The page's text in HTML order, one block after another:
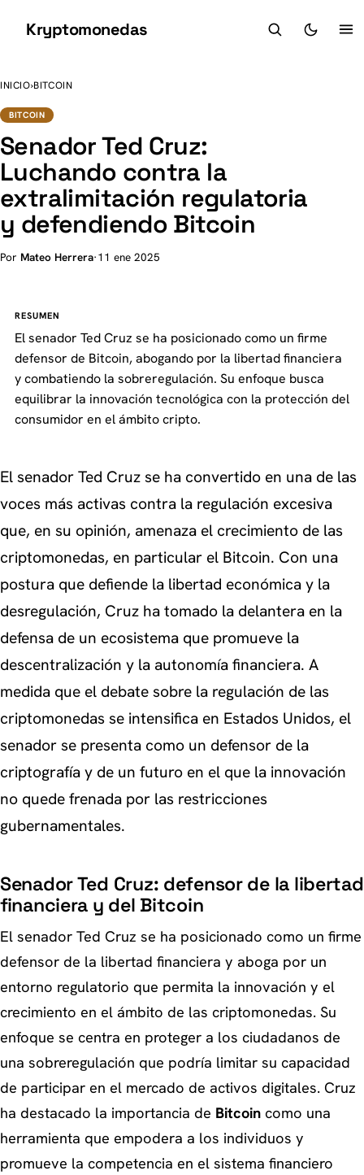
Kryptomonedas
INICIO›BITCOIN
BITCOIN
Senador Ted Cruz:
Luchando contra la
extralimitación regulatoria
y defendiendo Bitcoin
Por Mateo Herrera·11 ene 2025
RESUMEN
El senador Ted Cruz se ha posicionado como un firme
defensor de Bitcoin, abogando por la libertad financiera
y combatiendo la sobreregulación. Su enfoque busca
equilibrar la innovación tecnológica con la protección del
consumidor en el ámbito cripto.
El senador Ted Cruz se ha convertido en una de las
voces más activas contra la regulación excesiva
que, en su opinión, amenaza el crecimiento de las
criptomonedas, en particular el Bitcoin. Con una
postura que defiende la libertad económica y la
desregulación, Cruz ha tomado la delantera en la
defensa de un ecosistema que promueve la
descentralización y la autonomía financiera. A
medida que el debate sobre la regulación de las
criptomonedas se intensifica en Estados Unidos, el
senador se presenta como un defensor de la
criptografía y de un futuro en el que la innovación
no quede frenada por las restricciones
gubernamentales.
Senador Ted Cruz: defensor de la libertad
financiera y del Bitcoin
El senador Ted Cruz se ha posicionado como un firme
defensor de la libertad financiera y aboga por un
entorno regulatorio que permita la innovación y el
crecimiento en el ámbito de las criptomonedas. Su
enfoque se centra en proteger a los ciudadanos de
una sobreregulación que podría limitar su capacidad
de participar en el mercado de activos digitales. Cruz
ha destacado la importancia de Bitcoin como una
herramienta que empodera a los individuos y
promueve la competencia en el sistema financiero